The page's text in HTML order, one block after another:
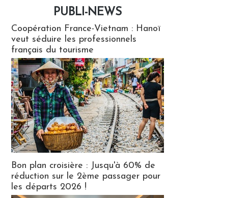
PUBLI-NEWS
Coopération France-Vietnam : Hanoï
veut séduire les professionnels
français du tourisme
Bon plan croisière : Jusqu'à 60% de
réduction sur le 2ème passager pour
les départs 2026 !